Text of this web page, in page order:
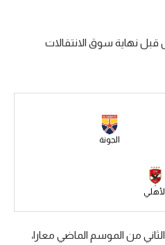
قبل نهاية سوق الانتقالات
الجونة
من الموسم الماضي معارا،